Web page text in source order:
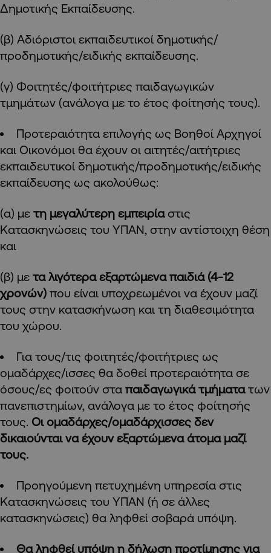
Δημοτικής Εκπαίδευσης.
(β) Αδιόριστοι εκπαιδευτικοί δημοτικής/
προδημοτικής/ειδικής εκπαίδευσης.
(γ) Φοιτητές/φοιτήτριες παιδαγωγικών
τμημάτων (ανάλογα με το έτος φοίτησής τους).
Προτεραιότητα επιλογής ως Βοηθοί Αρχηγοί
και Οικονόμοι θα έχουν οι αιτητές/αιτήτριες
εκπαιδευτικοί δημοτικής/προδημοτικής/ειδικής
εκπαίδευσης ως ακολούθως:
(α) με τη μεγαλύτερη εμπειρίαστις
Κατασκηνώσεις του ΥΠΑΝ, στην αντίστοιχη θέση
και
(β) με τα λιγότερα εξαρτώμενα παιδιά (4-12
χρονών) που είναι υποχρεωμένοι να έχουν μαζί
τους στην κατασκήνωση και τη διαθεσιμότητα
του χώρου.
Για τους/τις φοιτητές/φοιτήτριες ως
ομαδάρχες/ισσες θα δοθεί προτεραιότητα σε
όσους/ες φοιτούν στα παιδαγωγικά τμήματατων
πανεπιστημίων, ανάλογα με το έτος φοίτησής
τους. Οι ομαδάρχες/ομαδάρχισσες δεν
δικαιούνται να έχουν εξαρτώμενα άτομα μαζί
τους.
Προηγούμενη πετυχημένη υπηρεσία στις
Κατασκηνώσεις του ΥΠΑΝ (ή σε άλλες
κατασκηνώσεις) θα ληφθεί σοβαρά υπόψη.
Θα ληφθεί υπόψη η δήλωση προτίμησης για